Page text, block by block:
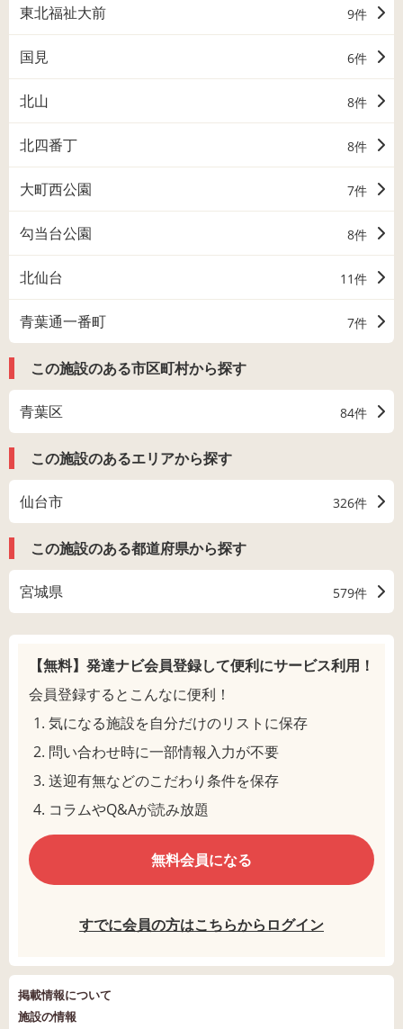
東北福祉大前 9件
国見 6件
北山 8件
北四番丁 8件
大町西公園 7件
勾当台公園 8件
北仙台 11件
青葉通一番町 7件
この施設のある市区町村から探す
青葉区 84件
この施設のあるエリアから探す
仙台市 326件
この施設のある都道府県から探す
宮城県 579件
【無料】発達ナビ会員登録して便利にサービス利用！
会員登録するとこんなに便利！
気になる施設を自分だけのリストに保存
問い合わせ時に一部情報入力が不要
送迎有無などのこだわり条件を保存
コラムやQ&Aが読み放題
無料会員になる
すでに会員の方はこちらからログイン
掲載情報について
施設の情報